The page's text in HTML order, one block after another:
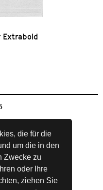
die für die
um die in den
Zwecke zu
oder Ihre
ziehen Sie